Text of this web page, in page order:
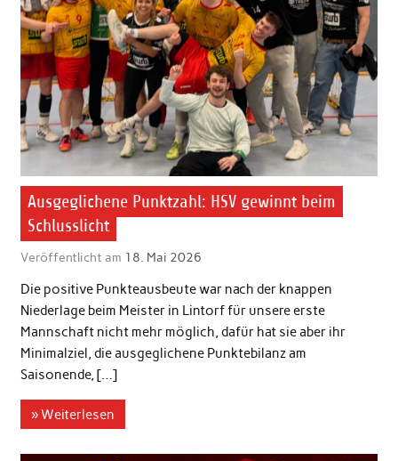
Ausgeglichene Punktzahl: HSV gewinnt beim
Schlusslicht
Veröffentlicht am 18. Mai 2026
Die positive Punkteausbeute war nach der knappen
Niederlage beim Meister in Lintorf für unsere erste
Mannschaft nicht mehr möglich, dafür hat sie aber ihr
Minimalziel, die ausgeglichene Punktebilanz am
Saisonende, […]
» Weiterlesen